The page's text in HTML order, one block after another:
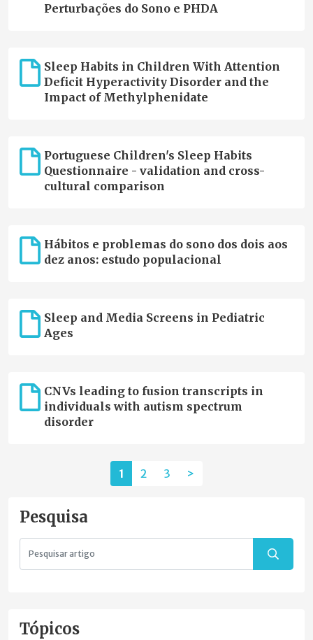
Perturbações do Sono e PHDA
Sleep Habits in Children With Attention
Deficit Hyperactivity Disorder and the
Impact of Methylphenidate
Portuguese Children's Sleep Habits
Questionnaire - validation and cross-
cultural comparison
Hábitos e problemas do sono dos dois aos
dez anos: estudo populacional
Sleep and Media Screens in Pediatric
Ages
CNVs leading to fusion transcripts in
individuals with autism spectrum
disorder
1 2 3 >
Pesquisa
Tópicos